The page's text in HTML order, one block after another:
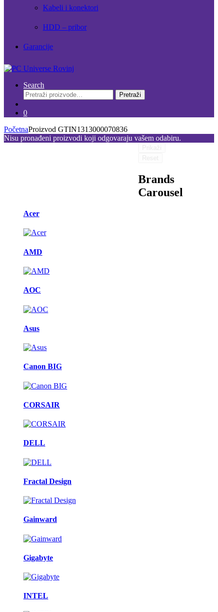
Kabeli i konektori
HDD – pribor
Garancije
Search
Pretraži:
Pretraži
0
PočetnaProizvod GTIN1313000070836
Nisu pronađeni proizvodi koji odgovaraju vašem odabiru.
Brands
Carousel
Acer
AMD
AOC
Asus
Canon BIG
CORSAIR
DELL
Fractal Design
Gainward
Gigabyte
INTEL